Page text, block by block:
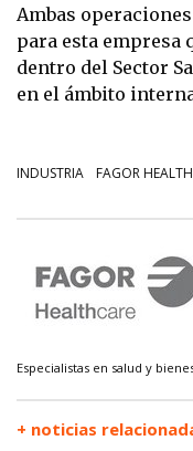
Ambas
para esta empresa
dentro del Sector
en el ámbito
INDUSTRIA FAGOR
Especialistas en salud y
+ noticias